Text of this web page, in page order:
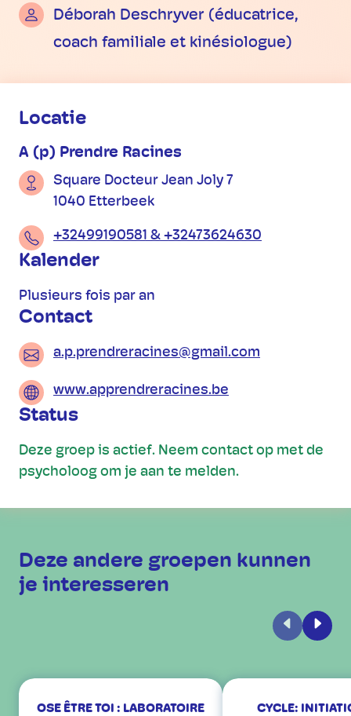
Déborah Deschryver (éducatrice,
coach familiale et kinésiologue)
Praktische informatie
Locatie
A (p) Prendre Racines
Square Docteur Jean Joly 7
1040 Etterbeek
+32499190581 & +32473624630
Kalender
Plusieurs fois par an
Contact
a.p.prendreracines@gmail.com
www.apprendreracines.be
Status
Deze groep is actief. Neem contact op met de
psycholoog om je aan te melden.
Deze andere groepen kunnen
je interesseren
Vorige
OSE ÊTRE TOI : LABORATOIRE
CYCLE: